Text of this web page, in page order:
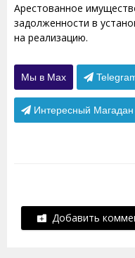
Арестованное
задолженности в
на реализацию.
Мы в Max
Интересный Магадан
Добавить